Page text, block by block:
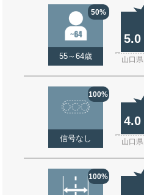
50%
55～64歳
5.0
山口県
100%
信号なし
4.0
山口県
100%